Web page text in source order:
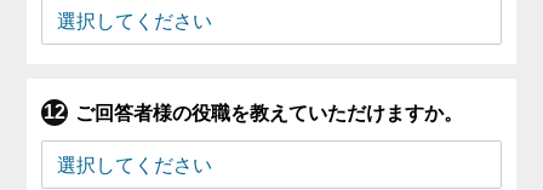
ご回答者様の役職を教えていただけますか。